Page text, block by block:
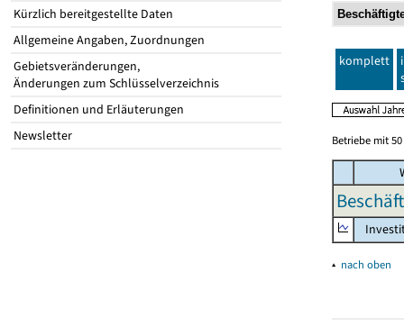
Kürzlich bereitgestellte Daten
Allgemeine Angaben, Zuordnungen
Gebietsveränderungen,
Änderungen zum Schlüsselverzeichnis
Definitionen und Erläuterungen
Newsletter
komplett
Betriebe mit
▴ nach oben